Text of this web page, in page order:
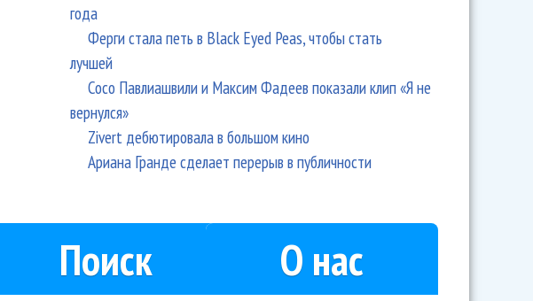
года
Ферги стала петь в Black Eyed Peas, чтобы стать
лучшей
Сосо Павлиашвили и Максим Фадеев показали клип «Я не
вернулся»
Zivert дебютировала в большом кино
Ариана Гранде сделает перерыв в публичности
Поиск О нас